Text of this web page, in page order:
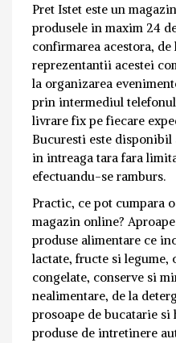
Pret Istet este un
produsele in maxim 24
confirmarea acestora,
reprezentantii acestei
la organizarea
prin intermediul
livrare fix pe fiecare
Bucuresti este disponibil
in intreaga tara fara
efectuandu-se ramburs.
Practic, ce pot cumpara
magazin online?
produse alimentare ce
lactate, fructe si legume,
congelate, conserve si
nealimentare, de la
prosoape de bucatarie
produse de intretinere